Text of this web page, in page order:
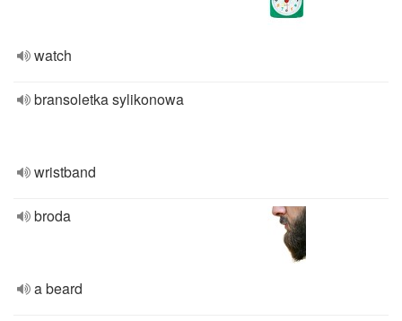
watch
bransoletka sylikonowa
wristband
broda
a beard